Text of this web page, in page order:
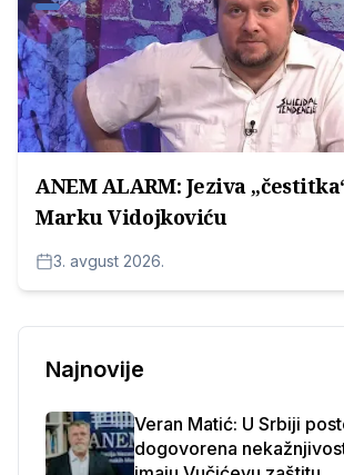
ANEM ALARM: Jeziva
Marku Vidojkoviću
3. avgust 2026.
Najnovije
Veran Matić: U Srbiji
dogovorena